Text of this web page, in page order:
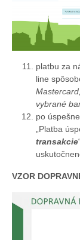
platbu za
line
vybrané
po
„Platba
transakcie
VZOR